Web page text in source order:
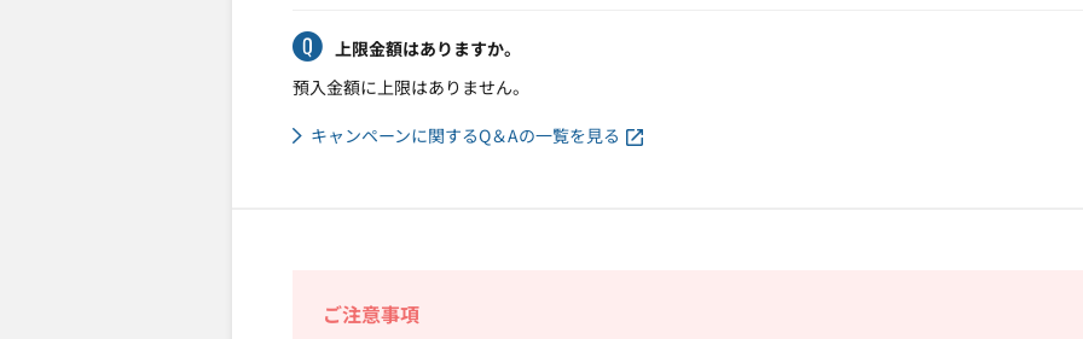
上限金額はありますか。
預入金額に上限はありません。
キャンペーンに関するQ＆Aの一覧を見る
ご注意事項